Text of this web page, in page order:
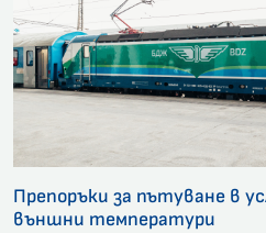
Препоръки за пътуване в
външни температури